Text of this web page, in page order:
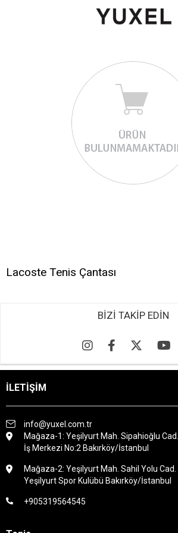
Lacoste Tenis Çantası
BİZİ TAKİP EDİN
İLETİŞİM
info@yuxel.com.tr
Mağaza-1: Yeşilyurt Mah. Sipahioğlu
İş Merkezi No:2 Bakırköy/İstanbul
Mağaza-2: Yeşilyurt Mah. Sahil Yolu Cad.
Yeşilyurt Spor Kulübü Bakırköy/İstanbul
+905319564545